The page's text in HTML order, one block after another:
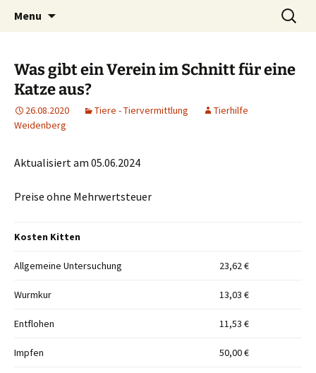
Tierhilfe
Weidenberg und Umgebung e.V.
Menu
Search
for:
Was gibt ein Verein im Schnitt für eine
Katze aus?
26.08.2020 Tiere - Tiervermittlung
Tierhilfe
Weidenberg
Aktualisiert am 05.06.2024
Preise ohne Mehrwertsteuer
Kosten Kitten
Allgemeine Untersuchung 23,62 €
Wurmkur 13,03 €
Entflohen 11,53 €
Impfen 50,00 €